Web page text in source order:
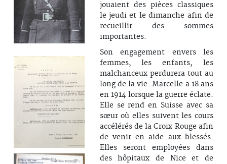
jouaient des pièces classiques
le jeudi et le dimanche afin de
recueillir des sommes
importantes.
Son engagement envers les
femmes, les enfants, les
malchanceux perdurera tout au
long de la vie. Marcelle a 18 ans
en 1914 lorsque la guerre éclate.
Elle se rend en Suisse avec sa
sœur où elles suivent les cours
accélérés de la Croix Rouge afin
de venir en aide aux blessés.
Elles seront employées dans
des hôpitaux de Nice et de